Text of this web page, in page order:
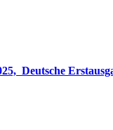
der Print-Ausgabe ‏ : ‎ 848